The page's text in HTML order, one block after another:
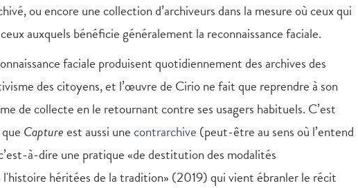
ou encore une collection d’archiveurs dans la mesure où ceux qui
auxquels bénéficie généralement la reconnaissance faciale.
faciale produisent quotidiennement des archives des
des citoyens, et l’œuvre de Cirio ne fait que reprendre à son
de collecte en le retournant contre ses usagers habituels. C’est
Captureest aussi unecontrarchive (peut-être au sens où l’entend
à-dire une pratique «de destitution des modalités
héritées de la tradition» (2019) qui vient ébranler le récit